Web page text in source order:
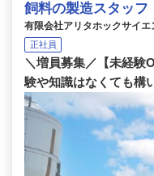
飼料の製造スタッフ
有限会社アリタホックサイエ
正社員
＼増員募集／【未経験
験や知識はなくても構